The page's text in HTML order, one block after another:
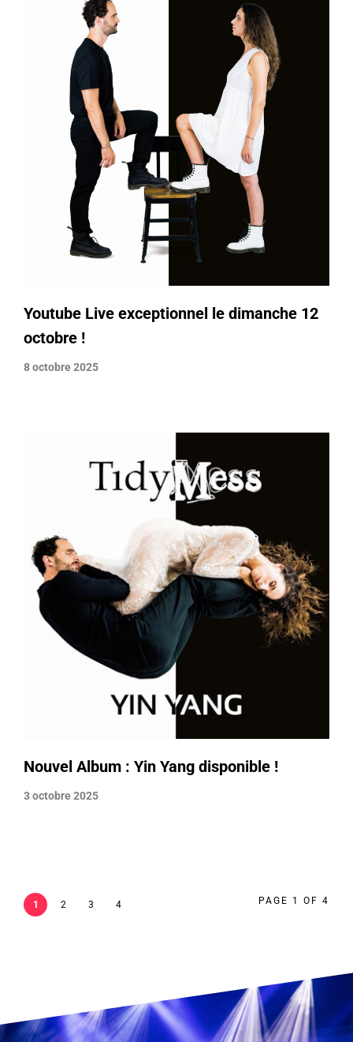
Youtube Live exceptionnel le dimanche 12
octobre !
8 octobre 2025
Nouvel Album : Yin Yang disponible !
3 octobre 2025
1 2 3 4 PAGE 1 OF 4